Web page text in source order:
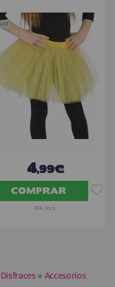
4,99€
COMPRAR
IVA Incl.
» Accesorios